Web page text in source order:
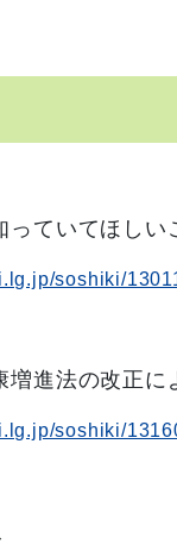
っていてほし
soshiki/
増進法の改正
soshiki/